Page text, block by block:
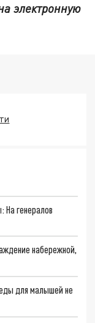
электронную
На генералов
набережной,
для малышей не